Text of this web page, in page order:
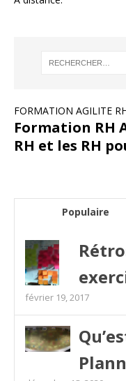
FORMATION AGILITE
Formation RH
RH et les RH
Populaire
février 19, 2017